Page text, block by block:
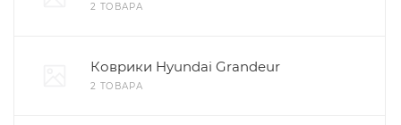
2 ТОВАРА
Коврики Hyundai Grandeur
2 ТОВАРА